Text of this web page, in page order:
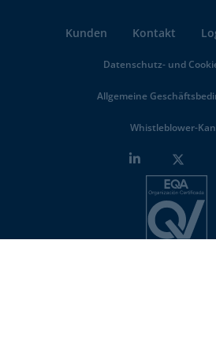
Kunden Kontakt
Datenschutz- und
Allgemeine
Whistleblower-